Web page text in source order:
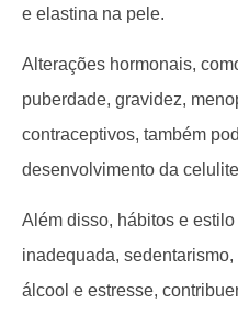
e elastina na pele.
Alterações hormonais,
puberdade, gravidez,
contraceptivos, também
desenvolvimento da
Além disso, hábitos e
inadequada,
álcool e estresse,